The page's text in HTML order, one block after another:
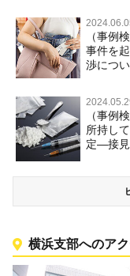
（事例
事件を
渉につ
（事例
所持し
定―接見
横浜支部へのア